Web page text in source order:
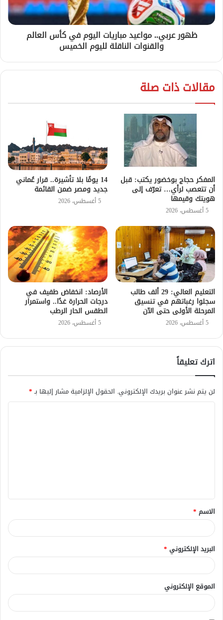
ظهور عربي.. مواعيد مباريات اليوم في كأس العالم
والقنوات الناقلة لليوم الخميس
مقالات ذات صلة
المفكر حجاج بوخضور يكتب: قبل
أن تتعصب لرأي… تعرّف إلى
هويتك وقيمها
5 أغسطس، 2026
14 يومًا بلا تأشيرة.. قرار عُماني
جديد ومصر ضمن القائمة
5 أغسطس، 2026
التعليم العالي: 29 ألف طالب
سجلوا رغباتهم في تنسيق
المرحلة الأولى حتى الآن
5 أغسطس، 2026
الأرصاد: انخفاض طفيف في
درجات الحرارة غدًا.. واستمرار
الطقس الحار الرطب
5 أغسطس، 2026
اترك تعليقاً
لن يتم نشر عنوان بريدك الإلكتروني. الحقول الإلزامية مشار إليها بـ*
ق
*
الاسم *
البريد الإلكتروني *
الموقع الإلكتروني